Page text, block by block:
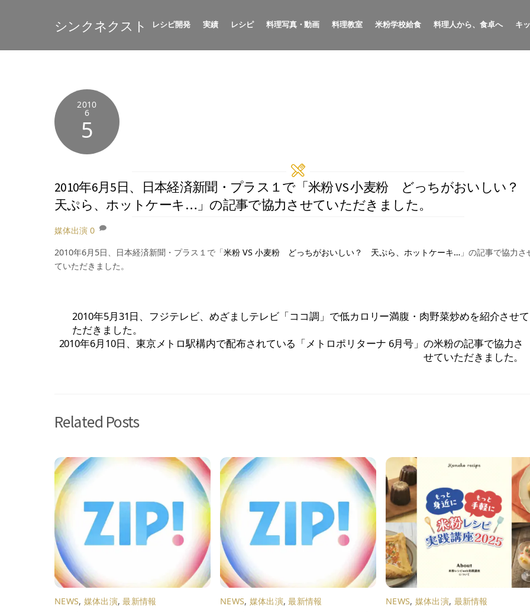
シンクネクスト レシピ開発 実績 レシピ 料理写真・動画 料理教室 米粉学校給食 料理人から、食卓へ キ
2010
6
5
2010年6月5日、日本経済新聞・プラス１で「米粉 VS 小麦粉 どっちがおいしい
天ぷら、ホットケーキ…」の記事で協力させていただきました。
媒体出演 0
2010年6月5日、日本経済新聞・プラス１で「米粉 VS 小麦粉 どっちがおいしい？ 天ぷら、ホットケーキ… 」の記事で協力さ
ていただきました。
2010年5月31日、フジテレビ、めざましテレビ「ココ調」で低カロリー満腹・肉野菜炒めを紹介させ
ただきました。
2010年6月10日、東京メトロ駅構内で配布されている「メトロポリターナ 6月号」の米粉の記事で協力さ
せていただきました。
Related Posts
NEWS, 媒体出演,最新情報 NEWS, 媒体出演,最新情報 NEWS, 媒体出演, 最新情報